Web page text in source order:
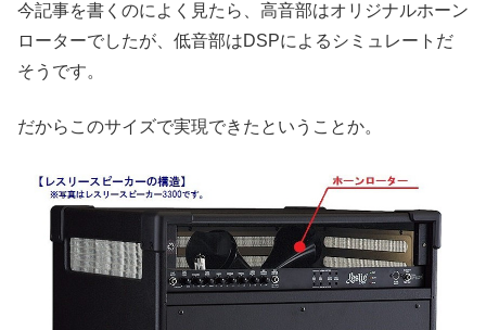
今記事を書くのによく見たら、高音部はオリジナルホーン
ローターでしたが、低音部はDSPによるシミュレートだ
そうです。
だからこのサイズで実現できたということか。